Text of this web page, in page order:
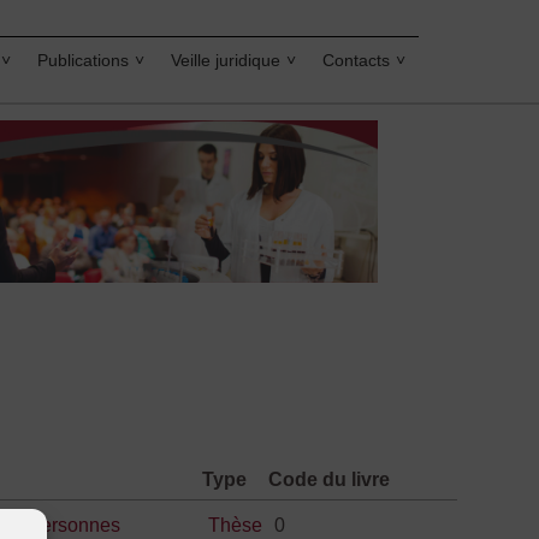
Publications Veille juridique Contacts
Type Code du livre
personnes Thèse 0